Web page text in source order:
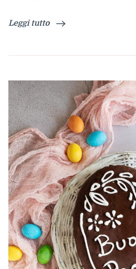
Leggi tutto